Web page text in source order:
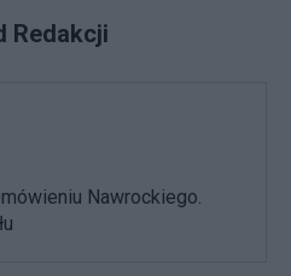
Redakcji
Nawrockiego.